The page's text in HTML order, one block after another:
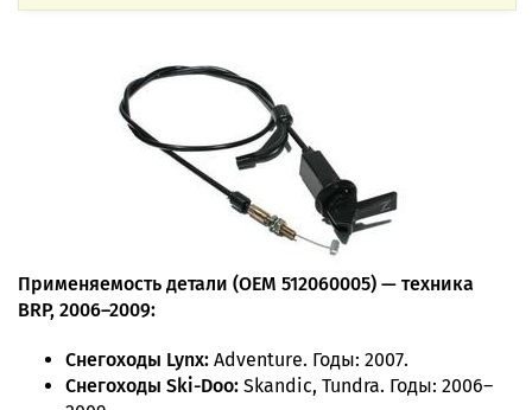
Применяемость детали (OEM 512060005) — техника
BRP, 2006–2009:
Снегоходы Lynx: Adventure. Годы: 2007.
Снегоходы Ski-Doo: Skandic, Tundra. Годы: 2006–